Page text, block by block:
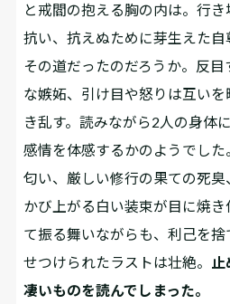
と戒閻の抱える胸の内は。行き
抗い、抗えぬために芽生えた
その道だったのだろうか。反
な嫉妬、引け目や怒りは互い
き乱す。読みながら2人の身体
感情を体感するかのようでし
匂い、厳しい修行の果ての死
かび上がる白い装束が目に焼
て振る舞いながらも、利己を
せつけられたラストは壮絶。
凄いものを読んでしまった。